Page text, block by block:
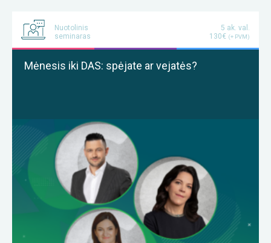
Nuotolinis
seminaras
5 ak. val.
130€ (+ PVM)
Mėnesis iki DAS: spėjate ar vejatės?